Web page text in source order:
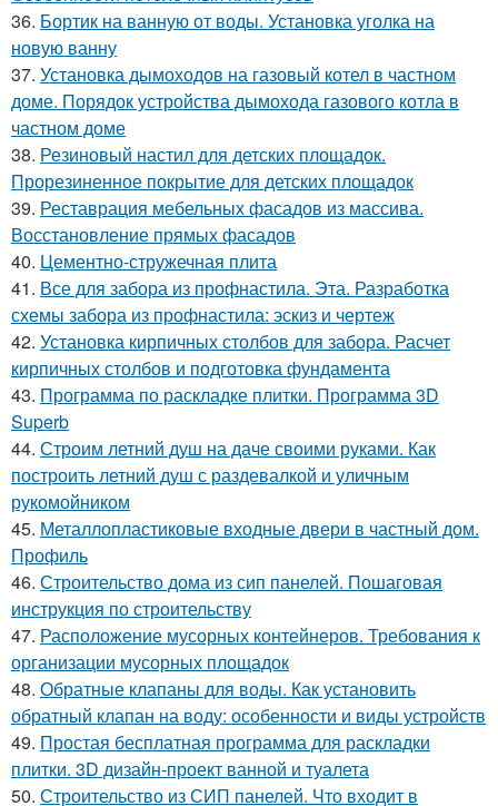
36. Бортик на ванную от воды. Установка уголка на
новую ванну
37. Установка дымоходов на газовый котел в частном
доме. Порядок устройства дымохода газового котла в
частном доме
38. Резиновый настил для детских площадок.
Прорезиненное покрытие для детских площадок
39. Реставрация мебельных фасадов из массива.
Восстановление прямых фасадов
40. Цементно-стружечная плита
41. Все для забора из профнастила. Эта. Разработка
схемы забора из профнастила: эскиз и чертеж
42. Установка кирпичных столбов для забора. Расчет
кирпичных столбов и подготовка фундамента
43. Программа по раскладке плитки. Программа 3D
Superb
44. Строим летний душ на даче своими руками. Как
построить летний душ с раздевалкой и уличным
рукомойником
45. Металлопластиковые входные двери в частный дом.
Профиль
46. Строительство дома из сип панелей. Пошаговая
инструкция по строительству
47. Расположение мусорных контейнеров. Требования к
организации мусорных площадок
48. Обратные клапаны для воды. Как установить
обратный клапан на воду: особенности и виды устройств
49. Простая бесплатная программа для раскладки
плитки. 3D дизайн-проект ванной и туалета
50. Строительство из СИП панелей. Что входит в